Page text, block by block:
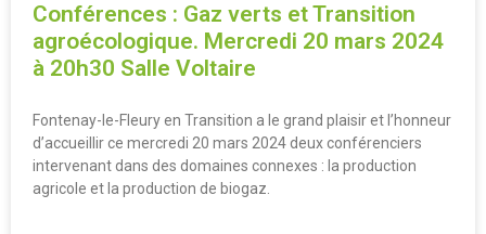
Conférences : Gaz verts et Transition
agroécologique. Mercredi 20 mars 2024
à 20h30 Salle Voltaire
Fontenay-le-Fleury en Transition a le grand plaisir et l’honneur
d’accueillir ce mercredi 20 mars 2024 deux conférenciers
intervenant dans des domaines connexes : la production
agricole et la production de biogaz.